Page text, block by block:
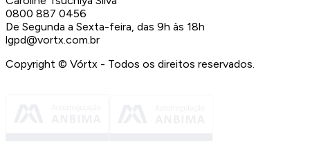
0800 887 0456
De Segunda a Sexta-feira, das 9h às 18h
lgpd@vortx.com.br
Copyright © Vórtx - Todos os direitos reservados.